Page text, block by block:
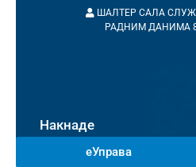
ШАЛТЕР САЛА
РАДНИМ ДАНИМА
Накнаде
еУправа